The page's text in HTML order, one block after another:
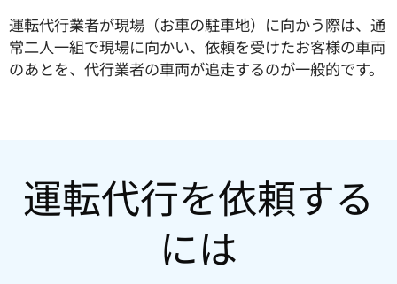
運転代行業者が現場（お車の駐車地）に向かう際は、通
常二人一組で現場に向かい、依頼を受けたお客様の車両
のあとを、代行業者の車両が追走するのが一般的です。
運転代行を依頼する
には